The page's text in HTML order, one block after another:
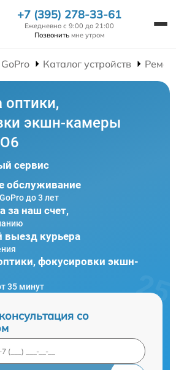
+7 (395) 278-33-61
Ежедневно с 9:00 до 21:00
Позвонить мне утром
Каталог устройств
оптики,
экшн-камеры
сервис
обслуживание
до 3 лет
за наш счет,
выезд курьера
фокусировки экшн-
35 минут
со